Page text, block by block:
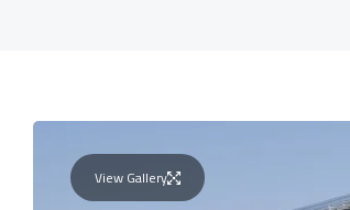
View Gallery